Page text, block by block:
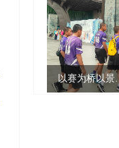
以赛为桥